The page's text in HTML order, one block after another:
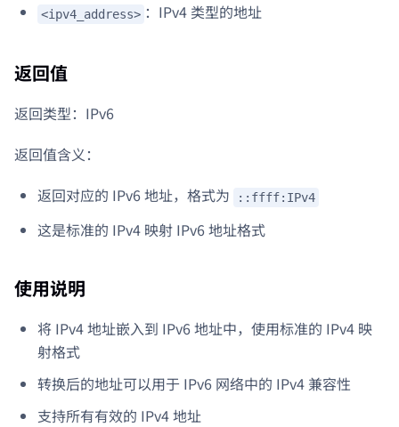
<ipv4_address> ：IPv4 类型的地址
返回值
返回类型：IPv6
返回值含义：
返回对应的 IPv6 地址，格式为
::ffff:IPv4
这是标准的 IPv4 映射 IPv6 地址格式
使用说明
将 IPv4 地址嵌入到 IPv6 地址中，使用标准的 IPv4 映
射格式
转换后的地址可以用于 IPv6 网络中的 IPv4 兼容性
支持所有有效的 IPv4 地址